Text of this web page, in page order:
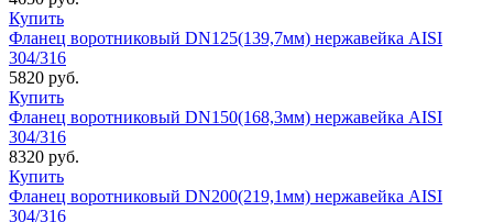
Купить
Фланец воротниковый DN125(139,7мм) нержавейка AISI
304/316
5820 руб.
Купить
Фланец воротниковый DN150(168,3мм) нержавейка AISI
304/316
8320 руб.
Купить
Фланец воротниковый DN200(219,1мм) нержавейка AISI
304/316